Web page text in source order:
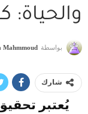
والحياة:
بواسطة Mahmmoud
شارك
يُعتبر